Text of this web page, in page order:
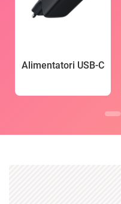
Alimentatori USB-C